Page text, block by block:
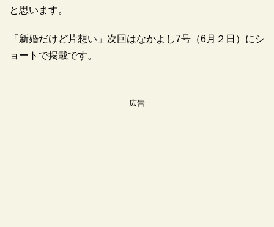
と思います。
「新婚だけど片想い」次回はなかよし7号（6月２日）にシ
ョートで掲載です。
広告